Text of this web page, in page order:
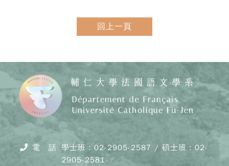
回上一頁
電 話 學士班：02-2905-2587 / 碩士班：02-
2905-2581